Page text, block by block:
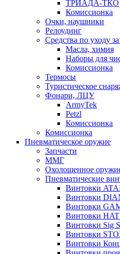
ТРИАДА-ТКО
Комиссионка
Очки, наушники
Релоудинг
Средства по уходу
Масла, химия
Наборы для
Комиссионка
Термосы
Туристическое
Фонари, ЛЦУ
ArmyTek
Petzl
Комиссионка
Комиссионка
Пневматическое оружие
Запчасти
ММГ
Охолощенное
Пневматические
Винтовки
Винтовки
Винтовки
Винтовки
Винтовки Sig
Винтовки
Винтовки